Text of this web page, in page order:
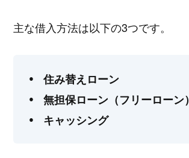
主な借入方法は以下の3つです。
住み替えローン
無担保ローン（フリーローン）
キャッシング